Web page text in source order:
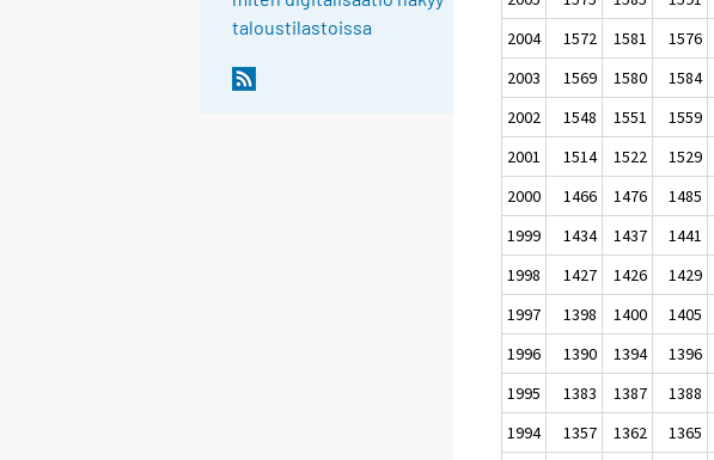
taloustilastoissa
2004
1572 1581 1576
2003
1569 1580 1584
2002
1548 1551 1559
2001
1514 1522 1529
2000
1466 1476 1485
1999
1434 1437 1441
1998
1427 1426 1429
1997
1398 1400 1405
1996
1390 1394 1396
1995
1383 1387 1388
1994
1357 1362 1365